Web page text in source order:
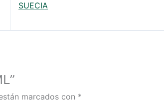
SUECIA
marcados con *